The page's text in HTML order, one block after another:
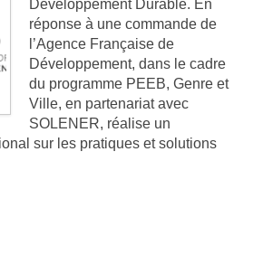
Développement Durable. En
réponse à une commande de
l’Agence Française de
Développement, dans le cadre
du programme PEEB, Genre et
Ville, en partenariat avec
SOLENER, réalise un
sur les pratiques et solutions